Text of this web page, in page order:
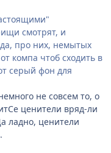
смотрят, и
про них, немытых
компа чтоб сходить в
серый фон для
не совсем то, о
ценители вряд-ли
ладно, ценители